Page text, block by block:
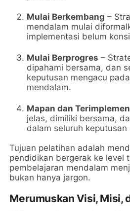
Mulai Berkembang –
mendalam mulai
implementasi belum
Mulai Berprogres –
dipahami bersama, dan
keputusan mengacu
mendalam.
Mapan dan
jelas, dimiliki bersama,
dalam seluruh keputusan
Tujuan pelatihan adalah
pendidikan bergerak ke level
pembelajaran mendalam
bukan hanya jargon.
Merumuskan Visi, Misi,